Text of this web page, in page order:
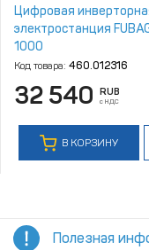
Цифровая
электростанция
1000
Код товара: 460.012316
32 540 RUB
с НДС
В КОРЗИНУ
Полезная